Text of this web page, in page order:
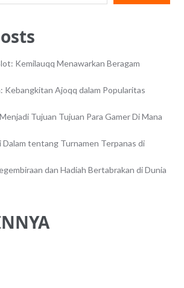
Kemilauqq Menawarkan Beragam
Kebangkitan Ajoqq dalam Popularitas
Tujuan Tujuan Para Gamer Di Mana
tentang Turnamen Terpanas di
dan Hadiah Bertabrakan di Dunia